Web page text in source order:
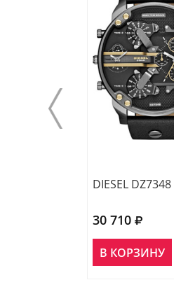
DIESEL DZ7348
30 710
В КОРЗИНУ